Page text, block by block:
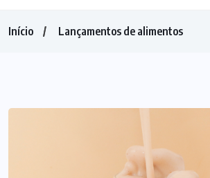
Início Lançamentos de alimentos